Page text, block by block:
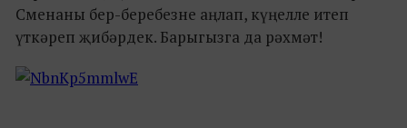
Сменаны бер-беребезне аңлап, күңелле итеп
үткәреп җибәрдек. Барыгызга да рәхмәт!